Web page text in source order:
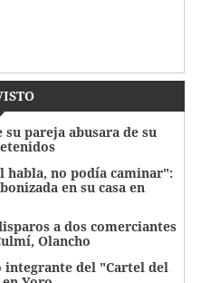
pareja abusara de su
habla, no podía caminar":
en su casa en
a dos comerciantes
Olancho
integrante del "Cartel del